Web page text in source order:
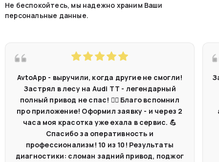
Не беспокойтесь, мы надежно храним Ваши
персональные данные.
AvtoApp - выручили, когда другие не смогли!
Застрял в лесу на Audi TT - легендарный
полный привод не спас! 🤷‍♂️ Благо вспомнил
про приложение! Оформил заявку - и через 2
часа моя красотка уже ехала в сервис. 💪
Спасибо за оперативность и
профессионализм! 10 из 10! Результаты
диагностики: сломан задний привод, поджог